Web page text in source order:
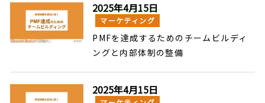
2025年4月15日
マーケティング
PMFを達成するためのチームビルディ
ングと内部体制の整備
2025年4月15日